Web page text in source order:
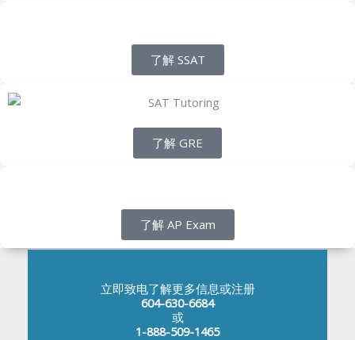
了解 SSAT
了解 GRE
了解 AP Exam
立即致电了解更多信息或注册
604-630-6684
或
1-888-509-1465